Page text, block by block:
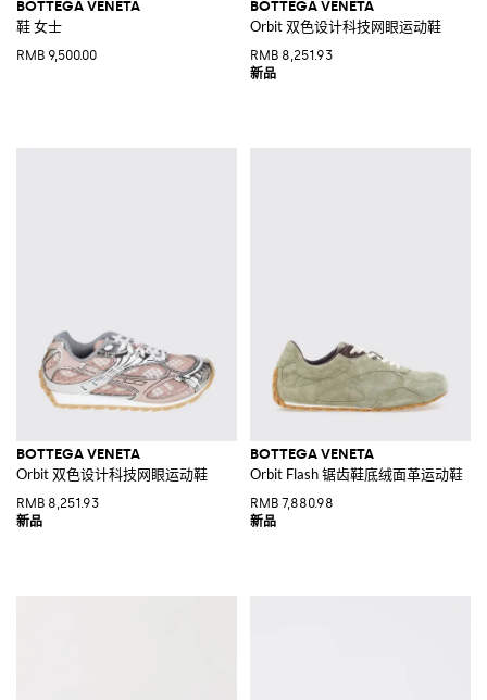
BOTTEGA VENETA
鞋 女士
RMB 9,500.00
BOTTEGA VENETA
Orbit 双色设计科技网眼运动鞋
RMB 8,251.93
BOTTEGA VENETA
Orbit 双色设计科技网眼运动鞋
RMB 8,251.93
BOTTEGA VENETA
Orbit Flash 锯齿鞋底绒面革运动鞋
RMB 7,880.98